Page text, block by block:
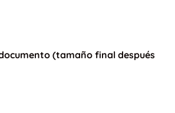
(tamaño final después